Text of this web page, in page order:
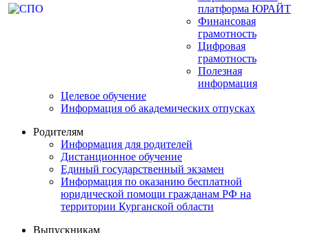
платформа ЮРАЙТ
Финансовая
грамотность
Цифровая
грамотность
Полезная
информация
Целевое обучение
Информация об академических отпусках
Родителям
Информация для родителей
Дистанционное обучение
Единый государственный экзамен
Информация по оказанию бесплатной
юридической помощи гражданам РФ на
территории Курганской области
Выпускникам